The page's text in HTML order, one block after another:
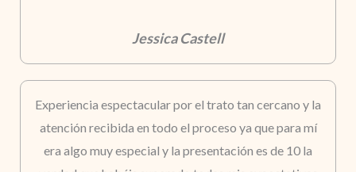
Jessica Castell
Experiencia espectacular por el trato tan cercano y la
atención recibida en todo el proceso ya que para mí
era algo muy especial y la presentación es de 10 la